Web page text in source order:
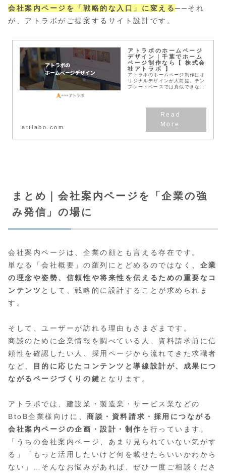
会社案内ページを「戦略的な入口」に変える──それ
が、アトラボがご提案するサイト設計です。
アトラボのホームページ
デザイン｜千葉でホーム
ページ制作なら【 株式会
社アトラボ 】
アトラボのホームページ制作はオ
リジナルデザインが大前提。テン
プレートベースでは真似できな
attlabo.com
まとめ｜会社案内ページを「企業の強
み発信」の場に
会社案内ページは、企業の顔とも言える存在です。
単なる「会社概要」の羅列にとどめるのではなく、 企業
の理念や姿勢、信頼性や将来性を伝えるための重要なコ
ンテンツ として、戦略的に設計することが求められま
す。
そして、ユーザーが訪れる理由もさまざまです。
商談のために企業情報を調べている人、資料請求前に信
頼性を確認したい人、採用ページから流れてきた求職者
など、
目的に応じたコンテンツと導線設計が、成果につ
ながるページづくりの鍵 となります。
アトラボでは、建設業・製造業・サービス業などの
BtoB企業様向けに、商談・資料請求・採用につながる
会社案内ページの企画・設計・制作 を行っています。
「うちの会社案内ページ、あまり見られていない気がす
る」「もっと活用したいけど何を載せたらいいかわから
ない」…そんなお悩みがあれば、ぜひ一度ご相談くださ